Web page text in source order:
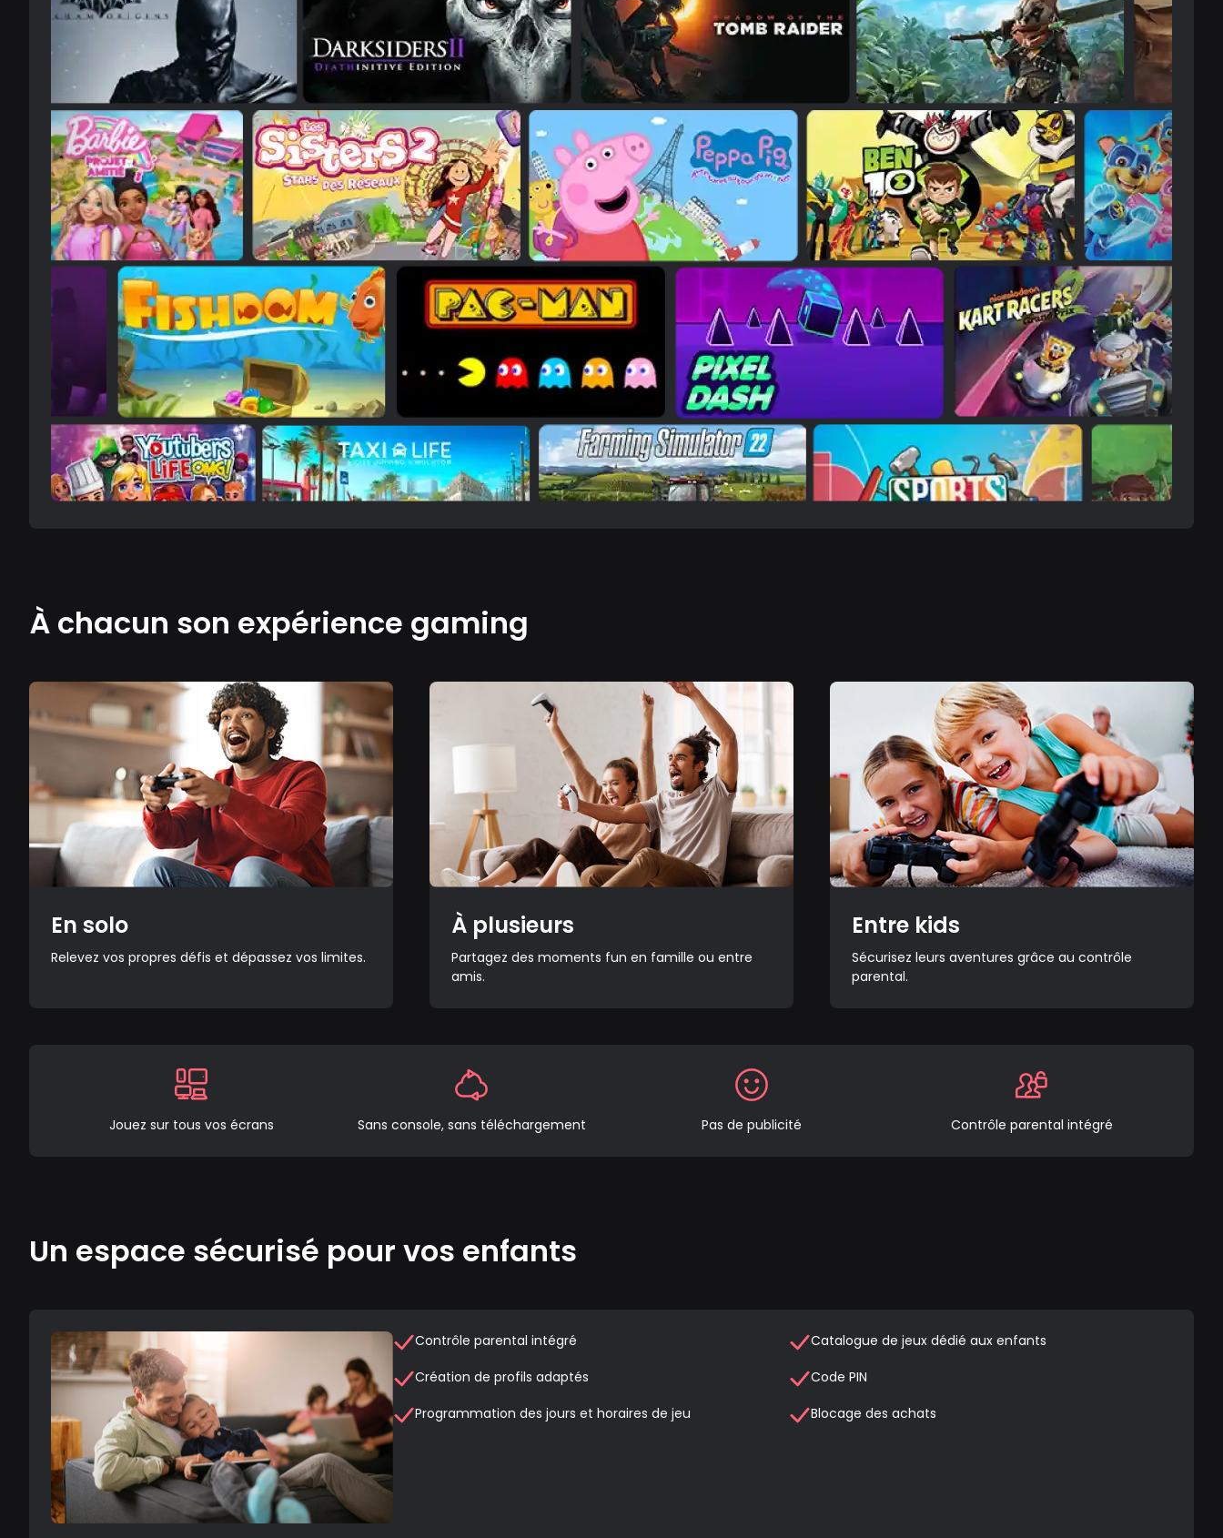
À chacun son expérience gaming
En solo
Relevez vos propres défis et dépassez vos limites.
À plusieurs
Partagez des moments fun en famille ou entre
amis.
Entre kids
Sécurisez leurs aventures grâce au contrôle
parental.
Jouez sur tous vos écrans Sans console, sans téléchargement Pas de publicité Contrôle parental intégré
Un espace sécurisé pour vos enfants
Contrôle parental intégré
Création de profils adaptés
Programmation des jours et horaires de jeu
Catalogue de jeux dédié aux enfants
Code PIN
Blocage des achats